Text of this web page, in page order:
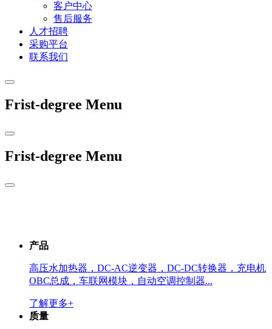
客户中心
售后服务
人才招聘
采购平台
联系我们
Frist-degree Menu
Frist-degree Menu
产品
高压水加热器，DC-AC逆变器，DC-DC转换器，充电机
OBC总成，车联网模块，自动空调控制器...
了解更多+
质量